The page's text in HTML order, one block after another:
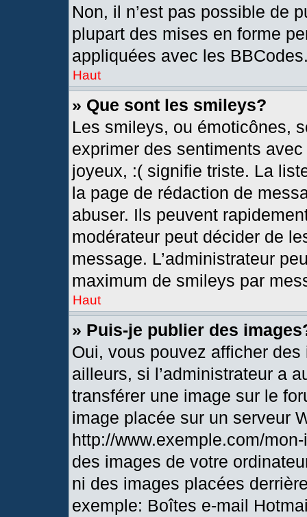
Non, il n’est pas possible de
plupart des mises en forme
appliquées avec les
Haut
» Que sont les smileys?
Les smileys, ou émoticônes,
exprimer des sentiments
joyeux, :( signifie triste. La
la page de rédaction de
abuser. Ils peuvent
modérateur peut décider de
message. L’administrateur
maximum de smileys par
Haut
» Puis-je publier des
Oui, vous pouvez afficher
ailleurs, si l’administrateur a
transférer une image sur le
image placée sur un serveur
http://www.exemple.com/
des images de votre
ni des images placées
exemple: Boîtes e-mail